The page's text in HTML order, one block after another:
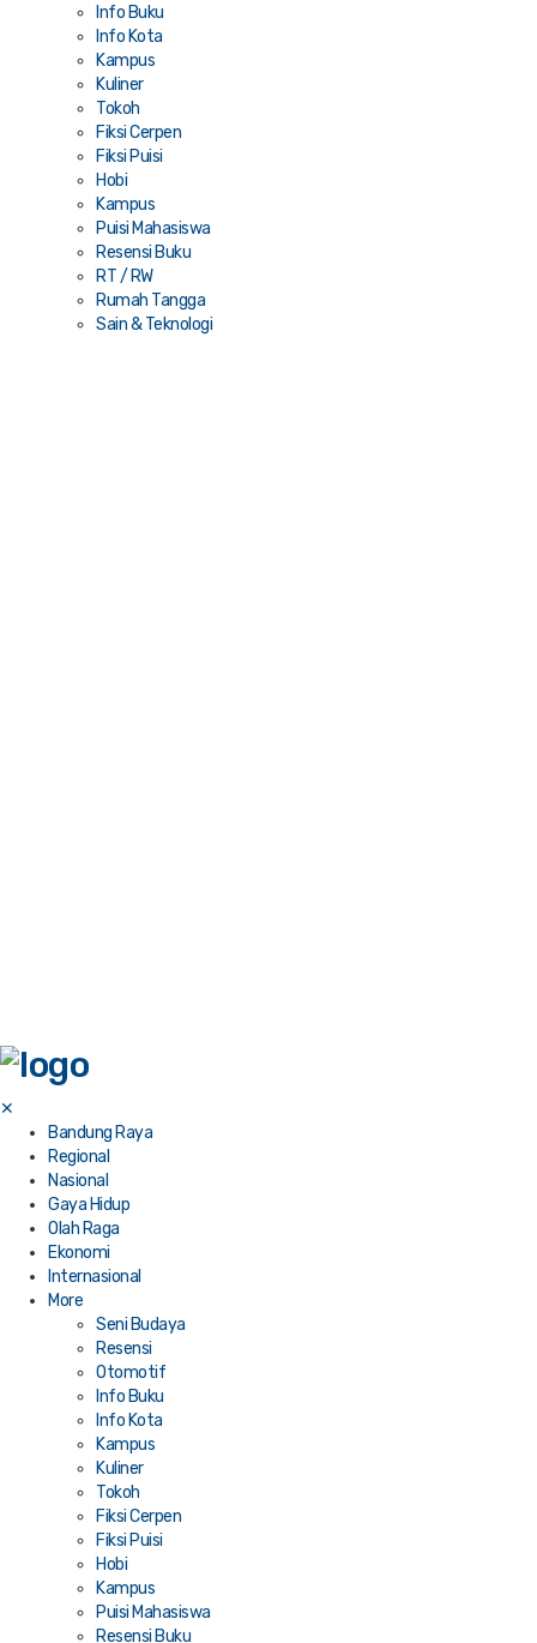
Info Buku
Info Kota
Kampus
Kuliner
Tokoh
Fiksi Cerpen
Fiksi Puisi
Hobi
Kampus
Puisi Mahasiswa
Resensi Buku
RT / RW
Rumah Tangga
Sain & Teknologi
✕
Bandung Raya
Regional
Nasional
Gaya Hidup
Olah Raga
Ekonomi
Internasional
More
Seni Budaya
Resensi
Otomotif
Info Buku
Info Kota
Kampus
Kuliner
Tokoh
Fiksi Cerpen
Fiksi Puisi
Hobi
Kampus
Puisi Mahasiswa
Resensi Buku